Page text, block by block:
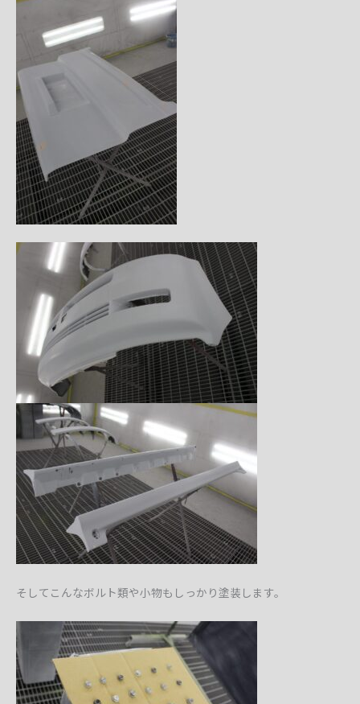
そしてこんなボルト類や小物もしっかり塗装します。